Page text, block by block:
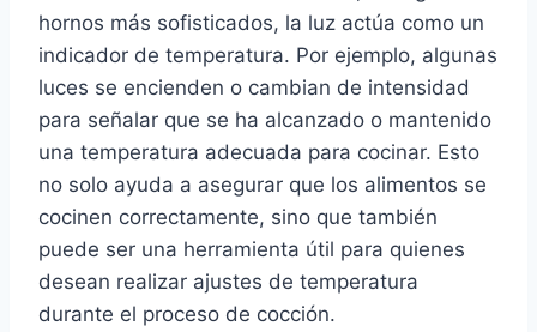
hornos más sofisticados, la luz actúa como un
indicador de temperatura. Por ejemplo, algunas
luces se encienden o cambian de intensidad
para señalar que se ha alcanzado o mantenido
una temperatura adecuada para cocinar. Esto
no solo ayuda a asegurar que los alimentos se
cocinen correctamente, sino que también
puede ser una herramienta útil para quienes
desean realizar ajustes de temperatura
durante el proceso de cocción.